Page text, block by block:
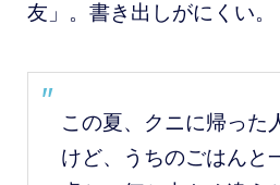
友」。書き出しがにくい。
この夏、クニに帰った
けど、うちのごはんと